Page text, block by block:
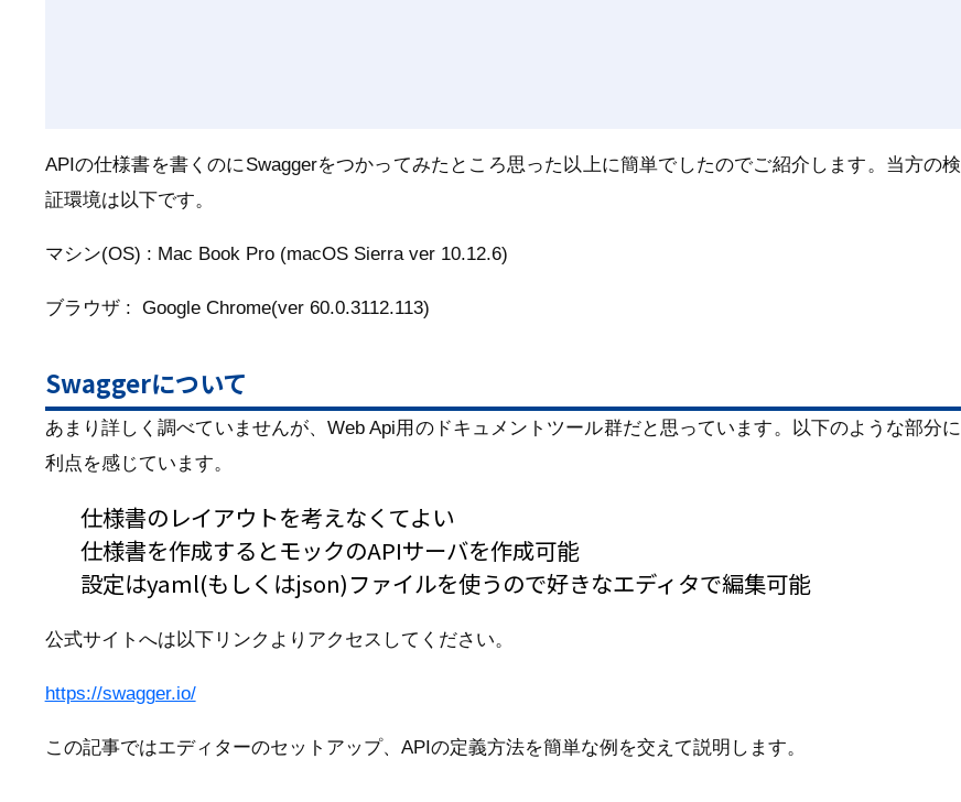
APIの仕様書を書くのにSwaggerをつかってみたところ思った以上に簡単でしたのでご紹介します。当方の検
証環境は以下です。
マシン(OS) : Mac Book Pro (macOS Sierra ver 10.12.6)
ブラウザ : Google Chrome(ver 60.0.3112.113)
Swaggerについて
あまり詳しく調べていませんが、Web Api用のドキュメントツール群だと思っています。以下のような部分に
利点を感じています。
仕様書のレイアウトを考えなくてよい
仕様書を作成するとモックのAPIサーバを作成可能
設定はyaml(もしくはjson)ファイルを使うので好きなエディタで編集可能
公式サイトへは以下リンクよりアクセスしてください。
https://swagger.io/
この記事ではエディターのセットアップ、APIの定義方法を簡単な例を交えて説明します。